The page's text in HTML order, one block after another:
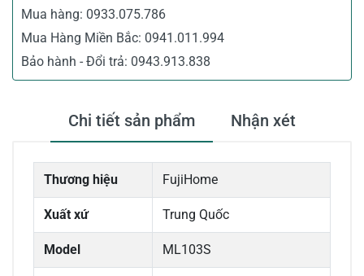
Mua hàng: 0933.075.786
Mua Hàng Miền Bắc: 0941.011.994
Bảo hành - Đổi trả: 0943.913.838
Chi tiết sản phẩm Nhận xét
Thương hiệu FujiHome
Xuất xứ Trung Quốc
Model ML103S